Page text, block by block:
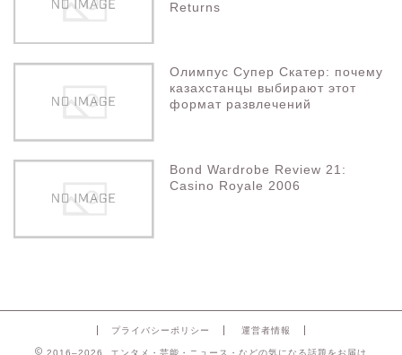
Returns
Олимпус Супер Скатер: почему
казахстанцы выбирают этот
формат развлечений
Bond Wardrobe Review 21:
Casino Royale 2006
プライバシーポリシー 運営者情報
2016–2026 エンタメ・芸能・ニュース・などの気になる話題をお届け